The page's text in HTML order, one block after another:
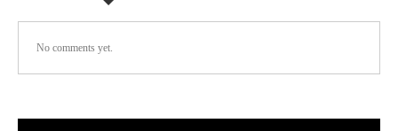
No comments yet.